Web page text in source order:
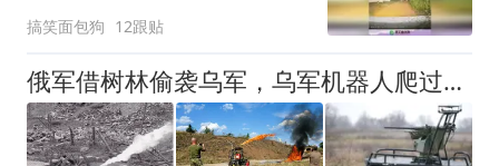
搞笑面包狗 12跟贴
俄军借树林偷袭乌军，乌军机器人爬过去放火，中国抗日也用过这招